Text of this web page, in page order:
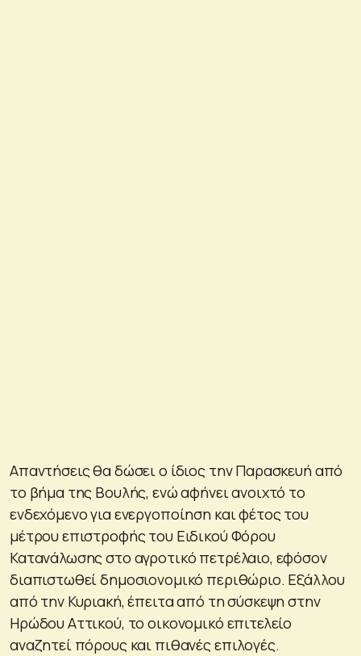
Απαντήσεις θα δώσει ο ίδιος την Παρασκευή από
το βήμα της Βουλής, ενώ αφήνει ανοιχτό το
ενδεχόμενο για ενεργοποίηση και φέτος του
μέτρου επιστροφής του Ειδικού Φόρου
Κατανάλωσης στο αγροτικό πετρέλαιο, εφόσον
διαπιστωθεί δημοσιονομικό περιθώριο. Εξάλλου
από την Κυριακή, έπειτα από τη σύσκεψη στην
Ηρώδου Αττικού, το οικονομικό επιτελείο
αναζητεί πόρους και πιθανές επιλογές.